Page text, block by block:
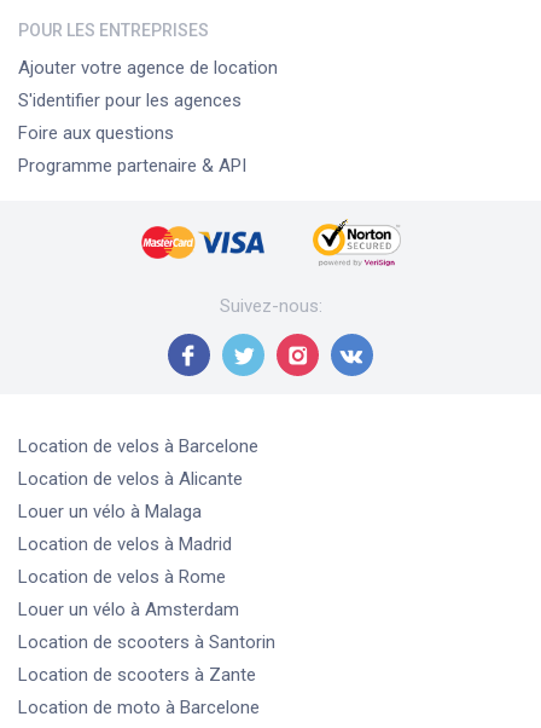
POUR LES ENTREPRISES
Ajouter votre agence de location
S'identifier pour les agences
Foire aux questions
Programme partenaire & API
Suivez-nous:
Location de velos à Barcelone
Location de velos à Alicante
Louer un vélo à Malaga
Location de velos à Madrid
Location de velos à Rome
Louer un vélo à Amsterdam
Location de scooters à Santorin
Location de scooters à Zante
Location de moto à Barcelone